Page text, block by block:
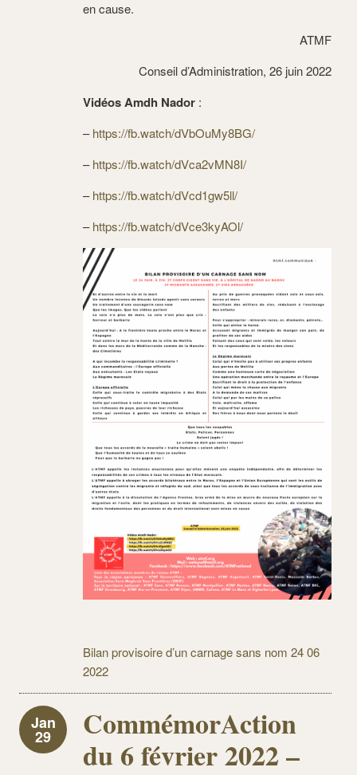
en cause.
ATMF
Conseil d’Administration, 26 juin 2022
Vidéos Amdh Nador :
–https://fb.watch/dVbOuMy8BG/
–https://fb.watch/dVca2vMN8I/
–https://fb.watch/dVcd1gw5ll/
–https://fb.watch/dVce3kyAOl/
Bilan provisoire d’un carnage sans nom 24 06
2022
Jan
29
CommémorAction
du 6 février 2022 –